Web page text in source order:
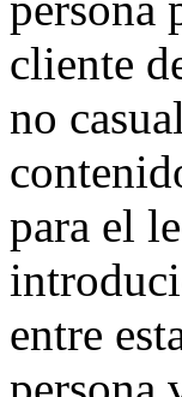
cliente
no
para el
entre